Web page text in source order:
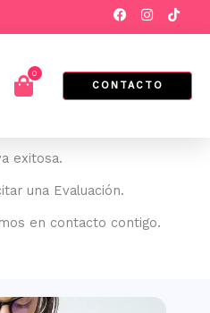
F
a
c
o
o
k
I
n
s
g
r
a
T
i
k
k
0
Cart CONTACTO
exitosa.
una Evaluación.
en contacto contigo.